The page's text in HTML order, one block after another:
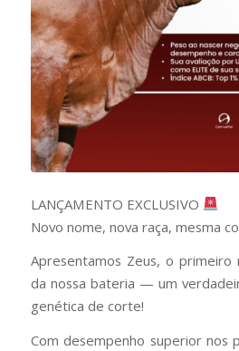
LANÇAMENTO EXCLUSIVO
Novo nome, nova raça, mesma
Apresentamos Zeus, o
da nossa bateria — um
genética de corte!
Com desempenho superior nos